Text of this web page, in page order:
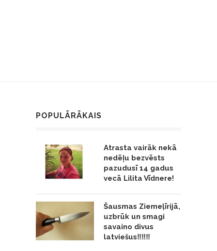
POPULĀRĀKAIS
Atrasta vairāk nekā
nedēļu bezvēsts
pazudusī 14 gadus
vecā Lilita Vīdnere!
Šausmas Ziemeļīrijā,
uzbrūk un smagi
savaino divus
latviešus‼️‼️‼️